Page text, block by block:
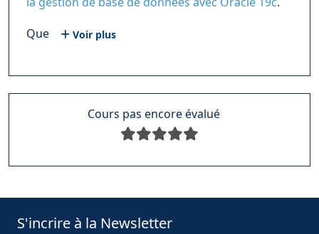
Que
Voir plus
Cours pas encore évalué
S'incrire à la Newsletter